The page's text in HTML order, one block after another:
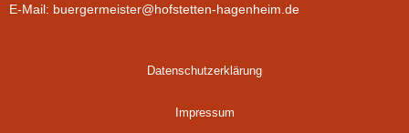
E-Mail: buergermeister@hofstetten-hagenheim.de
Datenschutzerklärung
Impressum